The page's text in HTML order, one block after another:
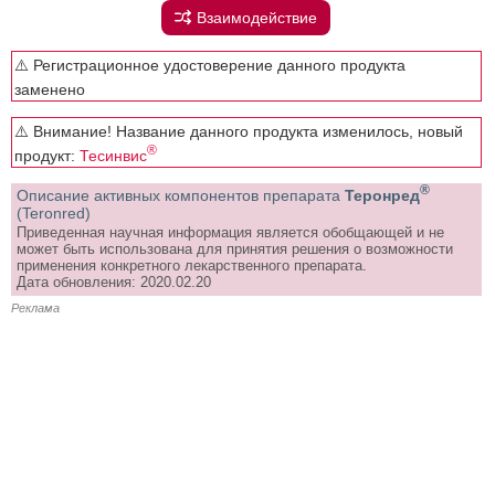
Взаимодействие
⚠️ Регистрационное удостоверение данного продукта
заменено
⚠️ Внимание! Название данного продукта изменилось, новый
продукт: Тесинвис®
Описание активных компонентов препарата Теронред®
(Teronred)
Приведенная научная информация является обобщающей и не
может быть использована для принятия решения о возможности
применения конкретного лекарственного препарата.
Дата обновления: 2020.02.20
Реклама